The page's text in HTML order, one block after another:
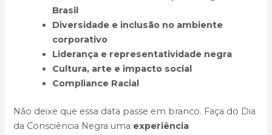
Brasil
Diversidade e inclusão no ambiente
corporativo
Liderança e representatividade negra
Cultura, arte e impacto social
Compliance Racial
Não deixe que essa data passe em branco. Faça do Dia
da Consciência Negra uma experiência